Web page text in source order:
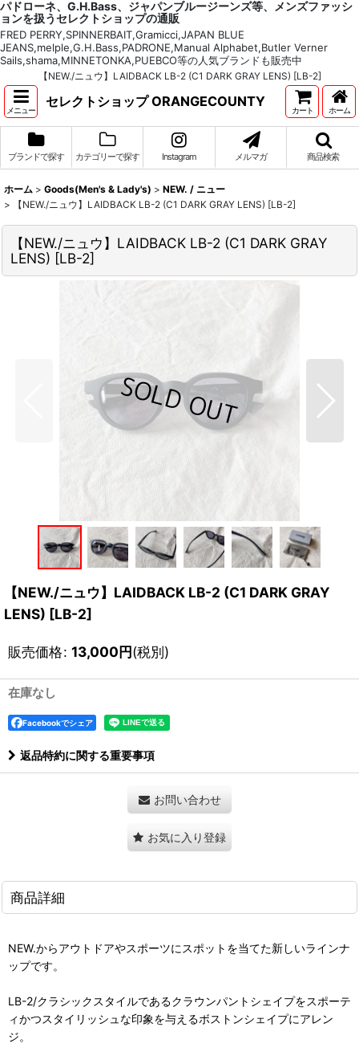
パドローネ、G.H.Bass、ジャパンブルージーンズ等、メンズファッシ
ョンを扱うセレクトショップの通販
FRED PERRY,SPINNERBAIT,Gramicci,JAPAN BLUE
JEANS,melple,G.H.Bass,PADRONE,Manual Alphabet,Butler Verner
Sails,shama,MINNETONKA,PUEBCO等の人気ブランドも販売中
【NEW./ニュウ】LAIDBACK LB-2 (C1 DARK GRAY LENS) [LB-2]
メニュー
セレクトショップ ORANGECOUNTY
カート ホーム
ブランドで探す カテゴリーで探す Instagram メルマガ 商品検索
ホーム > Goods(Men's & Lady's) > NEW. / ニュー
>
【NEW./ニュウ】LAIDBACK LB-2 (C1 DARK GRAY LENS) [LB-2]
【NEW./ニュウ】LAIDBACK LB-2 (C1 DARK GRAY
LENS) [LB-2]
【NEW./ニュウ】LAIDBACK LB-2 (C1 DARK GRAY
LENS) [LB-2]
販売価格: 13,000円(税別)
在庫なし
Facebookでシェア
返品特約に関する重要事項
お問い合わせ
お気に入り登録
商品詳細
NEW.からアウトドアやスポーツにスポットを当てた新しいラインナ
ップです。
LB-2/クラシックスタイルであるクラウンパントシェイプをスポーテ
ィかつスタイリッシュな印象を与えるボストンシェイプにアレン
ジ。